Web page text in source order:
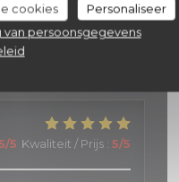
cookies
Personaliseer
persoonsgegevens
/5 Kwaliteit / Prijs:3/5
généreux
/5 Kwaliteit / Prijs : 5/5